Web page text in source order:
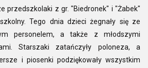
przedszkolaki z gr. "Biedronek" i "Żabek"
Tego dnia dzieci żegnały się ze
personelem, a także z młodszymi
Starszaki zatańczyły poloneza, a
i piosenki podziękowały wszystkim